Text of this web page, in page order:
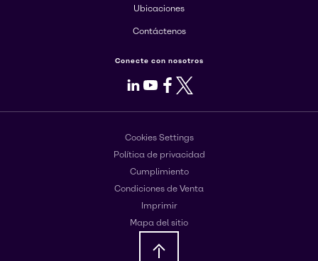
Ubicaciones
Contáctenos
Conecte con nosotros
LinkedIn
Youtube
Facebook
X
Cookies Settings
Política de privacidad
Cumplimiento
Condiciones de Venta
Imprimir
Mapa del sitio